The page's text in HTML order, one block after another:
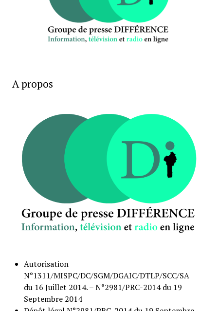
A propos
Autorisation
N°1311/MISPC/DC/SGM/DGAIC/DTLP/SCC/SA
du 16 Juillet 2014. – N°2981/PRC-2014 du 19
Septembre 2014